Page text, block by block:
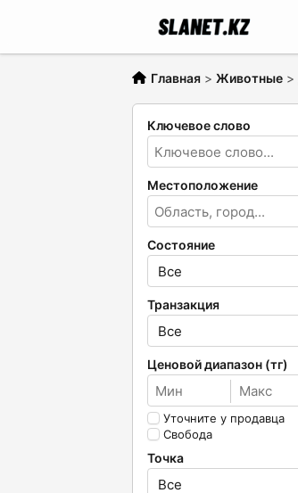
Главная > Животные >
Ключевое слово
Местоположение
Состояние
Транзакция
Ценовой диапазон (тг)
Уточните у продавца
Свобода
Точка